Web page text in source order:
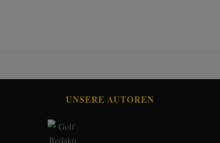
UNSERE AUTOREN